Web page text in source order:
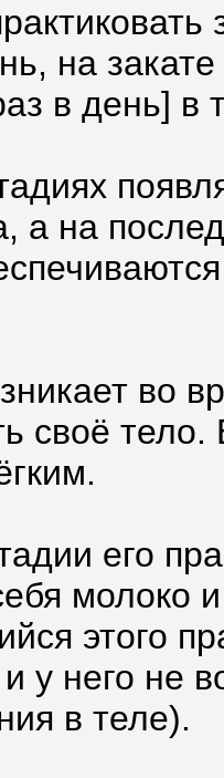
на
в день] в
а на
во
своё тело.
его
молоко
этого
у него не
в теле).